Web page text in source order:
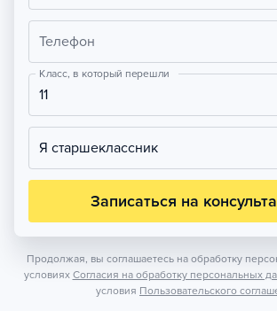
Телефон
Класс, в который перешли
11
Я старшеклассник
Записаться на
Продолжая, вы соглашаетесь на обработку
условиях Согласия на обработку персональных
условия Пользовательского